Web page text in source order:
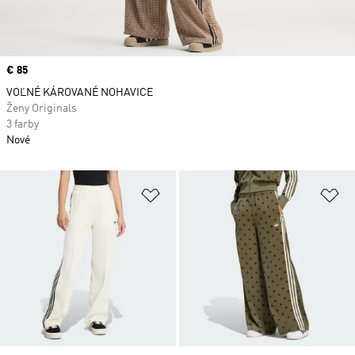
Pridať do zoznamu želaných
Price
€ 85
VOĽNÉ KÁROVANÉ NOHAVICE
Ženy Originals
3 farby
Nové